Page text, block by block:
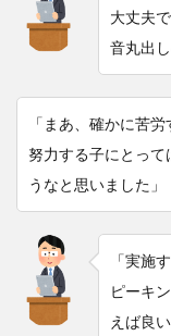
大丈夫
音丸出
「まあ、確かに苦
努力する子にとって
うなと思いました」
「実施
ピーキ
えば良